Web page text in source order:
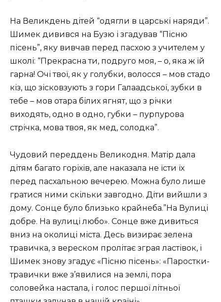
На Великдень дітей “одягли в царські наряди”.
Шимек дивився на Бузю і згадував “Пісню
пісень”, яку вивчав перед пасхою з учителем у
школі: “Прекрасна ти, подруго моя, – о, яка ж їй
гарна! Очі твої, як у голубки, волосся – мов стадо
кіз, що зісковзують з гори Галаадської, зубки в
тебе – мов отара білих ягнят, що з річки
виходять, одно в одно, губки – пурпурова
стрічка, мова твоя, як мед, солодка”.
Чудовий переддень Великодня. Матір дала
дітям багато горіхів, але наказала не їсти їх
перед пасхальною вечерею. Можна було лише
гратися ними скільки завгодно. Діти вийшли з
дому. Сонце було близько крайнеба.”На Вулиці
добре. На вулиці любо». Сонце вже дивиться
вниз на околиці міста. Десь визирає зелена
травичка, з вереском пролітає зграя ластівок, і
Шимек знову згадує «Пісню пісень»: «Паростки-
травички вже з’явилися на землі, пора
соловейка настала, і голос першої літньої